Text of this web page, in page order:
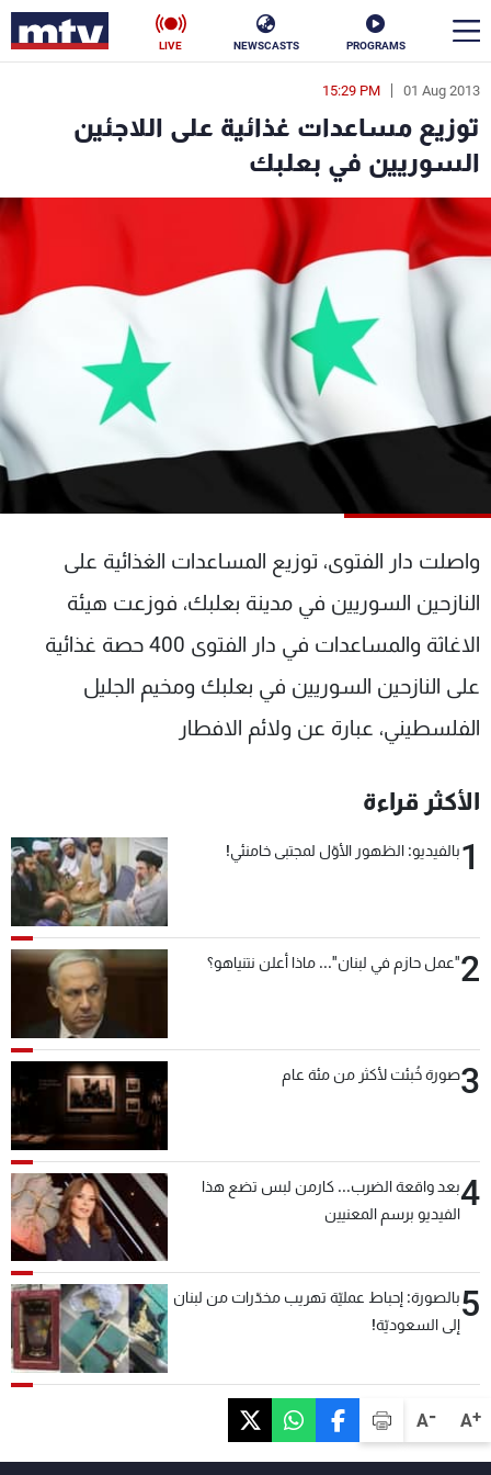
PROGRAMS
NEWSCASTS
LIVE
A+
A-
01 Aug 2013
15:29 PM
توزيع مساعدات غذائية على اللاجئين
السوريين في بعلبك
واصلت دار الفتوى، توزيع المساعدات الغذائية على
النازحين السوريين في مدينة بعلبك، فوزعت هيئة
الاغاثة والمساعدات في دار الفتوى 400 حصة غذائية
على النازحين السوريين في بعلبك ومخيم الجليل
الفلسطيني، عبارة عن ولائم الافطار
الأكثر قراءة
1بالفيديو: الظهور الأوّل لمجتبى خامنئي!
2"عمل حازم في لبنان"... ماذا أعلن نتنياهو؟
3صورة خُبئت لأكثر من مئة عام
4بعد واقعة الضرب... كارمن لبس تضع هذا
الفيديو برسم المعنيين
5بالصورة: إحباط عمليّة تهريب مخدّرات من لبنان
إلى السعوديّة!
en
الأخبار
سياسة ناس
إقتصاد
كأس العالم
البرامج
شاهد البرامج
عن MTV
الإنـتـاج
وظائف
تواصل معنا
شروط الإسـتخدام
سياسة الخصوصية